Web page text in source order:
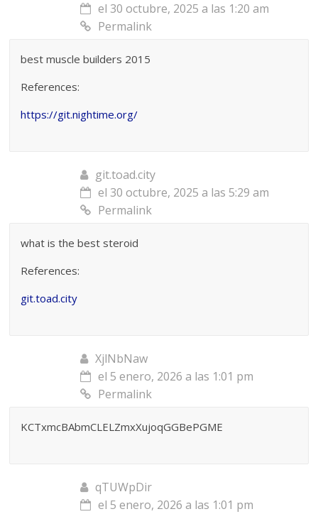
el 30 octubre, 2025 a las 1:20 am
Permalink
best muscle builders 2015
References:
https://git.nightime.org/
git.toad.city
el 30 octubre, 2025 a las 5:29 am
Permalink
what is the best steroid
References:
git.toad.city
XjlNbNaw
el 5 enero, 2026 a las 1:01 pm
Permalink
KCTxmcBAbmCLELZmxXujoqGGBePGME
qTUWpDir
el 5 enero, 2026 a las 1:01 pm